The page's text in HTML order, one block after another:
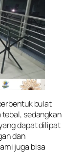
bulat
sedangkan
dapat dilipat
dan
juga bisa